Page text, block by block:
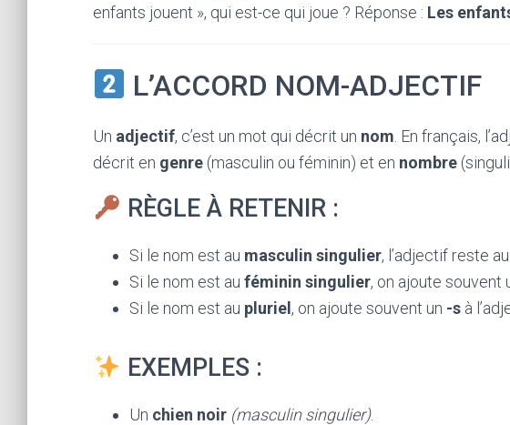
enfants jouent », qui est-ce qui joue ? Réponse : Les
L’ACCORD NOM-ADJECTIF
Un adjectif, c’est un mot qui décrit un nom . En français,
décrit en genre (masculin ou féminin) et en nombre
RÈGLE À RETENIR :
Si le nom est au masculin singulier, l’adjectif reste
Si le nom est au féminin singulier, on ajoute souvent
Si le nom est au pluriel , on ajoute souvent un -s à
EXEMPLES :
Un chien noir (masculin singulier).